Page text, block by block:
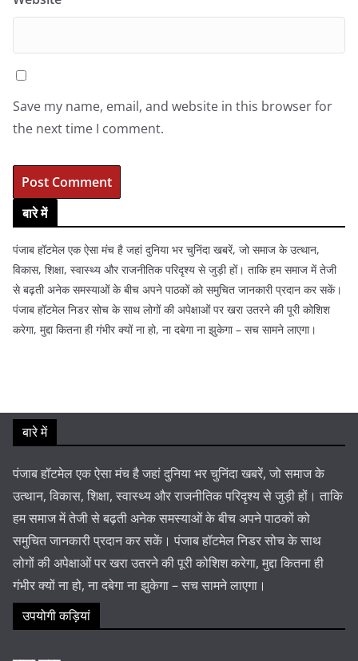
Save my name, email, and website in this browser for
the next time I comment.
बारे में
पंजाब हॉटमेल एक ऐसा मंच है जहां दुनिया भर चुनिंदा खबरें, जो समाज के उत्थान,
विकास, शिक्षा, स्वास्थ्य और राजनीतिक परिदृश्य से जुड़ी हों। ताकि हम समाज में तेजी
से बढ़ती अनेक समस्याओं के बीच अपने पाठकों को समुचित जानकारी प्रदान कर सकें।
पंजाब हॉटमेल निडर सोच के साथ लोगों की अपेक्षाओं पर खरा उतरने की पूरी कोशिश
करेगा, मुद्दा कितना ही गंभीर क्यों ना हो, ना दबेगा ना झुकेगा – सच सामने लाएगा।
बारे में
पंजाब हॉटमेल एक ऐसा मंच है जहां दुनिया भर चुनिंदा खबरें, जो समाज के
उत्थान, विकास, शिक्षा, स्वास्थ्य और राजनीतिक परिदृश्य से जुड़ी हों। ताकि
हम समाज में तेजी से बढ़ती अनेक समस्याओं के बीच अपने पाठकों को
समुचित जानकारी प्रदान कर सकें। पंजाब हॉटमेल निडर सोच के साथ
लोगों की अपेक्षाओं पर खरा उतरने की पूरी कोशिश करेगा, मुद्दा कितना ही
गंभीर क्यों ना हो, ना दबेगा ना झुकेगा – सच सामने लाएगा।
उपयोगी कड़ियां